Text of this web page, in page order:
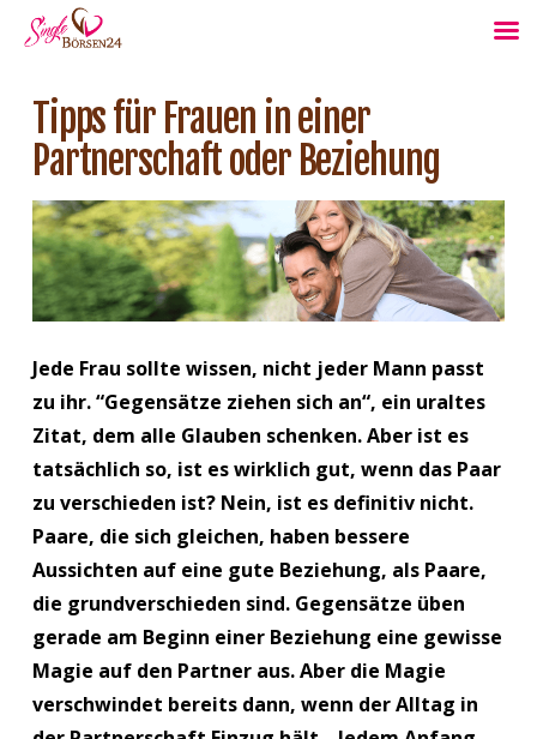
Tipps für Frauen in einer
Partnerschaft oder Beziehung
Jede Frau sollte wissen, nicht jeder Mann passt
zu ihr. “Gegensätze ziehen sich an“, ein uraltes
Zitat, dem alle Glauben schenken. Aber ist es
tatsächlich so, ist es wirklich gut, wenn das Paar
zu verschieden ist? Nein, ist es definitiv nicht.
Paare, die sich gleichen, haben bessere
Aussichten auf eine gute Beziehung, als Paare,
die grundverschieden sind. Gegensätze üben
gerade am Beginn einer Beziehung eine gewisse
Magie auf den Partner aus. Aber die Magie
verschwindet bereits dann, wenn der Alltag in